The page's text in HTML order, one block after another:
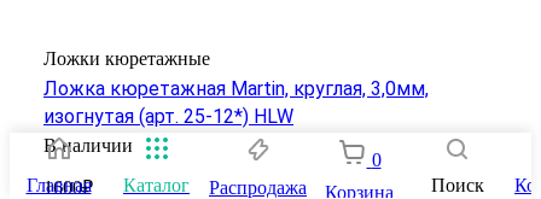
Ложки кюретажные
Ложка кюретажная Martin, круглая, 3,0мм,
изогнутая (арт. 25-12*) HLW
В наличии
1600₽
Главная Каталог Распродажа
0
Корзина
Поиск